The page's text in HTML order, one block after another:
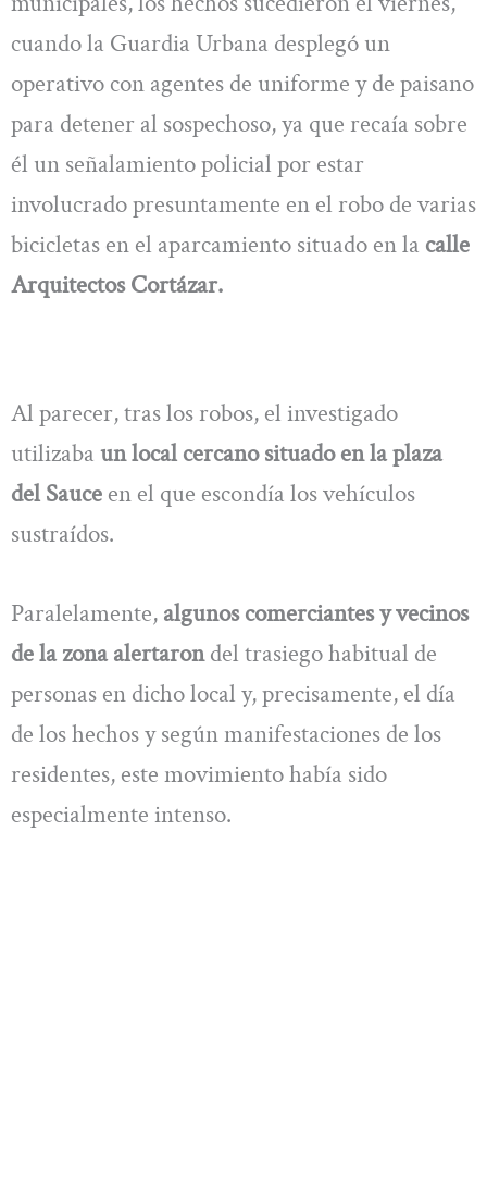
cuando la Guardia Urbana desplegó un
operativo con agentes de uniforme y de paisano
para detener al sospechoso, ya que recaía sobre
él un señalamiento policial por estar
involucrado presuntamente en el robo de varias
bicicletas en el aparcamiento situado en la calle
Arquitectos Cortázar.
Al parecer, tras los robos, el investigado
utilizaba un local cercano situado en la plaza
del Sauce en el que escondía los vehículos
sustraídos.
Paralelamente, algunos comerciantes y vecinos
de la zona alertarondel trasiego habitual de
personas en dicho local y, precisamente, el día
de los hechos y según manifestaciones de los
residentes, este movimiento había sido
especialmente intenso.